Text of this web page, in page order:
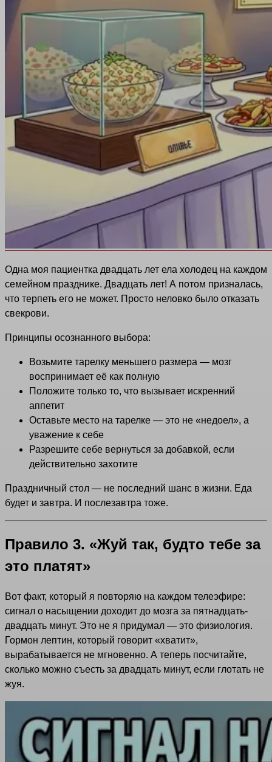
Одна моя пациентка двадцать лет ела холодец на каждом
семейном празднике. Двадцать лет! А потом призналась,
что терпеть его не может. Просто неловко было отказать
свекрови.
Принципы осознанного выбора:
Возьмите тарелку меньшего размера — мозг
воспринимает её как полную
Положите только то, что вызывает искренний
аппетит
Оставьте место на тарелке — это не «недоел», а
уважение к себе
Разрешите себе вернуться за добавкой, если
действительно захотите
Праздничный стол — не последний шанс в жизни. Еда
будет и завтра. И послезавтра тоже.
Правило 3. «Жуй так, будто тебе за
это платят»
Вот факт, который я повторяю на каждом телеэфире:
сигнал о насыщении доходит до мозга за пятнадцать-
двадцать минут. Это не я придумал — это физиология.
Гормон лептин, который говорит «хватит»,
вырабатывается не мгновенно. А теперь посчитайте,
сколько можно съесть за двадцать минут, если глотать не
жуя.